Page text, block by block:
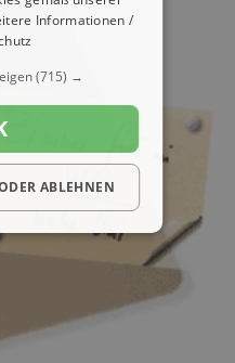
Informationen /
(715) →
ABLEHNEN